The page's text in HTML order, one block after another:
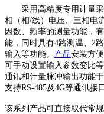
采用高精度专用计量
相（相/线）电压、三相电
因数、频率的测量功能，
能，同时具有4路测温、2
输入等功能。 产品安装方
可手动设置输入参数变比
通讯和计量脉冲输出功能
支持RS-485及4G等通讯接
该系列产品可直接取代常